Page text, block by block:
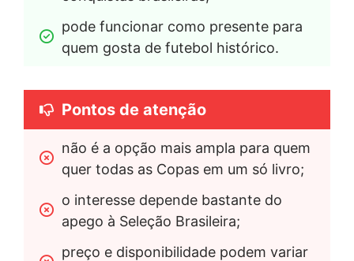
pode funcionar como presente para
quem gosta de futebol histórico.
Pontos de atenção
não é a opção mais ampla para quem
quer todas as Copas em um só livro;
o interesse depende bastante do
apego à Seleção Brasileira;
preço e disponibilidade podem variar